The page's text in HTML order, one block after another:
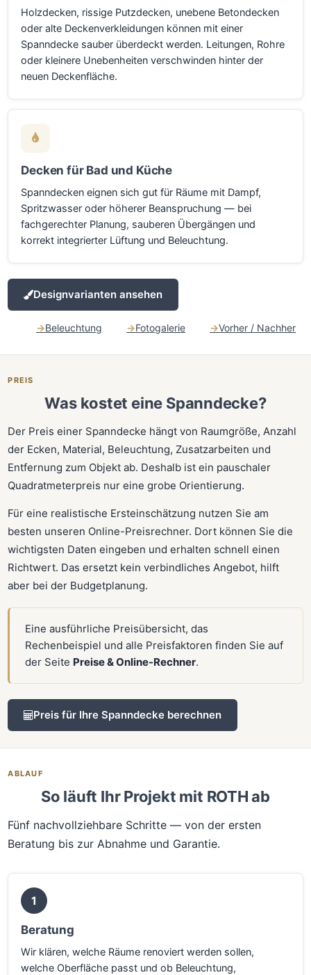
Holzdecken, rissige Putzdecken, unebene Betondecken
oder alte Deckenverkleidungen können mit einer
Spanndecke sauber überdeckt werden. Leitungen, Rohre
oder kleinere Unebenheiten verschwinden hinter der
neuen Deckenfläche.
Decken für Bad und Küche
Spanndecken eignen sich gut für Räume mit Dampf,
Spritzwasser oder höherer Beanspruchung — bei
fachgerechter Planung, sauberen Übergängen und
korrekt integrierter Lüftung und Beleuchtung.
Designvarianten ansehen
Beleuchtung Fotogalerie Vorher / Nachher
PREIS
Was kostet eine Spanndecke?
Der Preis einer Spanndecke hängt von Raumgröße, Anzahl
der Ecken, Material, Beleuchtung, Zusatzarbeiten und
Entfernung zum Objekt ab. Deshalb ist ein pauschaler
Quadratmeterpreis nur eine grobe Orientierung.
Für eine realistische Ersteinschätzung nutzen Sie am
besten unseren Online-Preisrechner. Dort können Sie die
wichtigsten Daten eingeben und erhalten schnell einen
Richtwert. Das ersetzt kein verbindliches Angebot, hilft
aber bei der Budgetplanung.
Eine ausführliche Preisübersicht, das
Rechenbeispiel und alle Preisfaktoren finden Sie auf
der Seite Preise & Online-Rechner.
Preis für Ihre Spanndecke berechnen
ABLAUF
So läuft Ihr Projekt mit ROTH ab
Fünf nachvollziehbare Schritte — von der ersten
Beratung bis zur Abnahme und Garantie.
1
Beratung
Wir klären, welche Räume renoviert werden sollen,
welche Oberfläche passt und ob Beleuchtung,